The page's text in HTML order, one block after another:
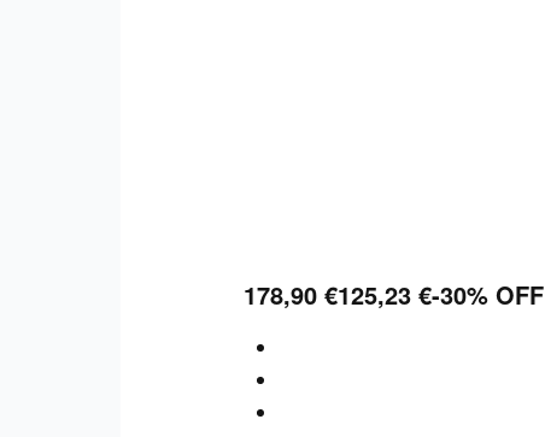
178,90€125,23€-30% OFF